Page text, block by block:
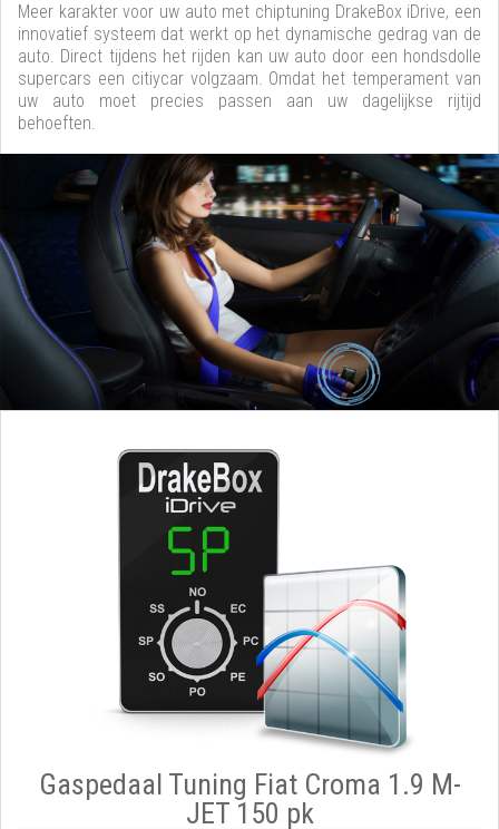
Meer karakter voor uw auto met chiptuning DrakeBox iDrive, een
innovatief systeem dat werkt op het dynamische gedrag van de
auto. Direct tijdens het rijden kan uw auto door een hondsdolle
supercars een citiycar volgzaam. Omdat het temperament van
uw auto moet precies passen aan uw dagelijkse rijtijd
behoeften.
Gaspedaal Tuning Fiat Croma 1.9 M-
JET 150 pk